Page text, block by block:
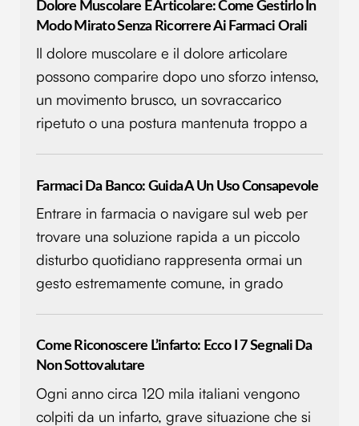
Dolore Muscolare E Articolare: Come Gestirlo In
Modo Mirato Senza Ricorrere Ai Farmaci Orali
Il dolore muscolare e il dolore articolare
possono comparire dopo uno sforzo intenso,
un movimento brusco, un sovraccarico
ripetuto o una postura mantenuta troppo a
Farmaci Da Banco: Guida A Un Uso Consapevole
Entrare in farmacia o navigare sul web per
trovare una soluzione rapida a un piccolo
disturbo quotidiano rappresenta ormai un
gesto estremamente comune, in grado
Come Riconoscere L’infarto: Ecco I 7 Segnali Da
Non Sottovalutare
Ogni anno circa 120 mila italiani vengono
colpiti da un infarto, grave situazione che si